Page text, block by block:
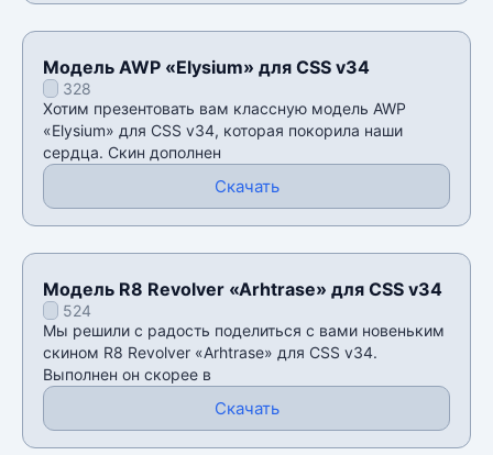
Модель AWP «Elysium» для CSS v34
328
Хотим презентовать вам классную модель AWP
«Elysium» для CSS v34, которая покорила наши
сердца. Скин дополнен
Скачать
Модель R8 Revolver «Arhtrase» для CSS v34
524
Мы решили с радость поделиться с вами новеньким
скином R8 Revolver «Arhtrase» для CSS v34.
Выполнен он скорее в
Скачать